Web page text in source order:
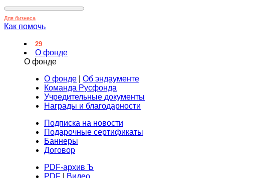
Для бизнеса
Как помочь
29
О фонде
О фонде
О фонде
Об эндаументе
Команда Русфонда
Учредительные документы
Награды и благодарности
Подписка на новости
Подарочные сертификаты
Баннеры
Договор
PDF-архив Ъ
PDF
Видео